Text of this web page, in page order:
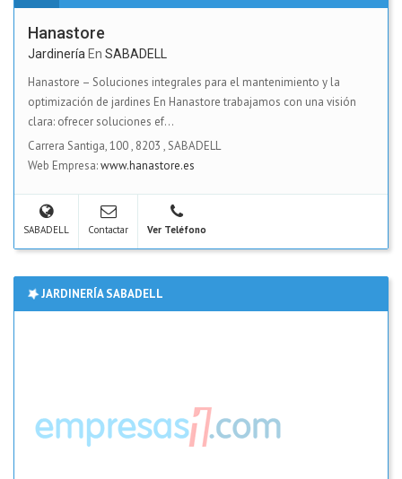
Hanastore
Jardinería En SABADELL
Hanastore – Soluciones integrales para el mantenimiento y la
optimización de jardines En Hanastore trabajamos con una visión
clara: ofrecer soluciones ef...
Carrera Santiga, 100, 8203 ,SABADELL
Web Empresa:www.hanastore.es
SABADELL Contactar Ver Teléfono
JARDINERÍA SABADELL